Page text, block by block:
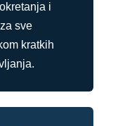
i
sve
kratkih